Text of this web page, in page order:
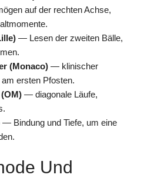
auf der rechten Achse,
— Lesen der zweiten Bälle,
(Monaco) — klinischer
ersten Pfosten.
— diagonale Läufe,
— Bindung und Tiefe, um eine
Und